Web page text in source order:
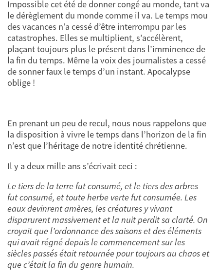
Impossible cet été de donner congé au monde, tant va
le dérèglement du monde comme il va. Le temps mou
des vacances n’a cessé d’être interrompu par les
catastrophes. Elles se multiplient, s’accélèrent,
plaçant toujours plus le présent dans l’imminence de
la fin du temps. Même la voix des journalistes a cessé
de sonner faux le temps d’un instant. Apocalypse
oblige !
En prenant un peu de recul, nous nous rappelons que
la disposition à vivre le temps dans l’horizon de la fin
n’est que l’héritage de notre identité chrétienne.
Il y a deux mille ans s’écrivait ceci :
Le tiers de la terre fut consumé, et le tiers des arbres
fut consumé, et toute herbe verte fut consumée. Les
eaux devinrent amères, les créatures y vivant
disparurent massivement et la nuit perdit sa clarté. On
croyait que l’ordonnance des saisons et des éléments
qui avait régné depuis le commencement sur les
siècles passés était retournée pour toujours au chaos et
que c’était la fin du genre humain.